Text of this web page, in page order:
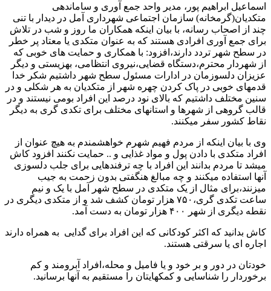
اسماعیل ابراهیم پور، مدیر واحد جمع آوری و ساماندهی
متکدیان(گرمخانه) سازمان اجتماعی شهرداری آمل در دیدار با تنی
چند از اصحاب رسانه، با بیان اینکه همکاران ما روز و شب در تلاش
برای جمع آوری افرادی هستند که به عنوان متکدی یا معتاد پر خطر
در سطح شهر تردد دارند،افزود: با همکاری و حمایت های خوبی که
از شهردار محترم،دستگاه قضایی،نیروی انتظامی، بهزیستی و دیگر
عزیزان دلسوزمان در ادارات مسئول سطح شهر داشتیم شکر خدا
قدمهای خوبی در پاک کردن چهره شهر از متکدیان به هر شکلی و در
سنین مختلف داشتیم که بالای نود درصد این افراد بومی نیستند و در
قالب گروهی از شهرها و استانهای مختلف برای تکدی گری به دیگر
نقاط کشور سفر میکنند.
وی با بیان اینکه از مردم فهیم شهرم خواهشمندم به هیچ عنوان از
افراد متکدی با دادن پول و مواد غذایی و ..‌ حمایت نکنند افزود کاش
میشد تا مردم بدانند این افراد با چه ترفندهایی برای جلب دلسوزی
آنها استفاده میکنند و چه مبالغ هنگفتی بدون زحمت به جیب
میزنند،برای مثال از یک متکدی در سطح شهر آمل با یک و نیم
ساعت تکدی گری،۷۵۰ هزار تومان کشف شد و از متکدی دیگری در
نقطه دیگری از شهر ۴۰۰ هزار تومان به دست آمد.
کاش بدانید که اکثر کودکانی که این افراد برای گدایی به همراه دارند
اجاره ای یا سرقتی هستند.
خودتان در دور و بر خود و یا فامیل و محله،افراد آبرومند و کم
برخوردار را شناسایی و کمکهایتان را مستقیم به آنها برسانید.